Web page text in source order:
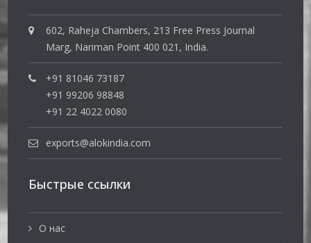
602, Raheja Chambers, 213 Free Press Journal
Marg, Nariman Point 400 021, India.
+91 81046 73187
+91 99206 98848
+91 22 4022 0080
exports@alokindia.com
Быстрые ссылки
О нас